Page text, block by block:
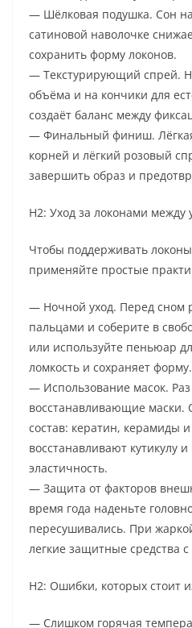
— Шёлковая подушка. Сон
сатиновой наволочке
сохранить форму локонов.
— Текстурирующий спрей.
объёма и на кончики для
создаёт баланс между
— Финальный финиш.
корней и лёгкий розовый
завершить образ и
H2: Уход за локонами между
Чтобы поддерживать
применяйте простые
— Ночной уход. Перед сном
пальцами и соберите в
или используйте пеньюар
ломкость и сохраняет форму.
— Использование масок.
восстанавливающие маски.
состав: кератин, керамиды
восстанавливают кутикулу
эластичность.
— Защита от факторов
время года наденьте
пересушивались. При
легкие защитные средства
H2: Ошибки, которых стоит
— Слишком горячая